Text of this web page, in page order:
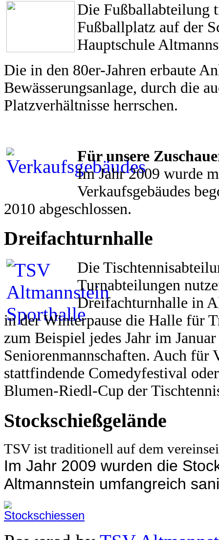
Die Fußballabteilung
Fußballplatz auf der
Hauptschule
Die in den 80er-Jahren erbaute
Bewässerungsanlage, durch die
Platzverhältnisse herrschen.
Für unsere
Im Jahr 2009 wurde
Verkaufsgebäudes
2010 abgeschlossen.
Dreifachturnhalle
Die
Turnabteilungen
Dreifachturnhalle in
in der Winterpause die Halle für
zum Beispiel jedes Jahr im
Seniorenmannschaften. Auch für
stattfindende Comedyfestival
Blumen-Riedl-Cup der
Stockschießgelände
TSV ist traditionell auf dem
Im Jahr 2009 wurden die
Altmannstein umfangreich